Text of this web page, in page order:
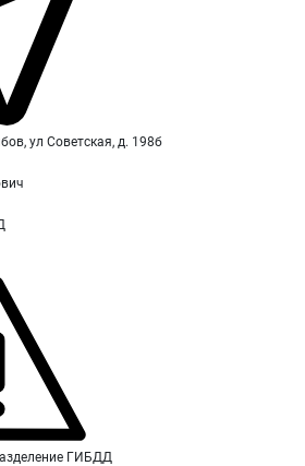
ул Советская, д. 198б
ГИБДД